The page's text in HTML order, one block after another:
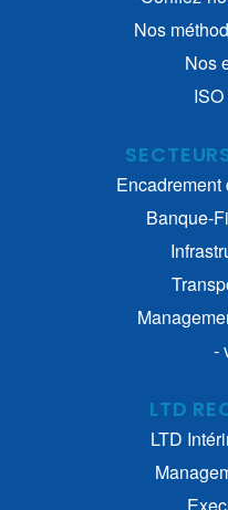
Nos
Nos
Banque-
-
LTD
LTD